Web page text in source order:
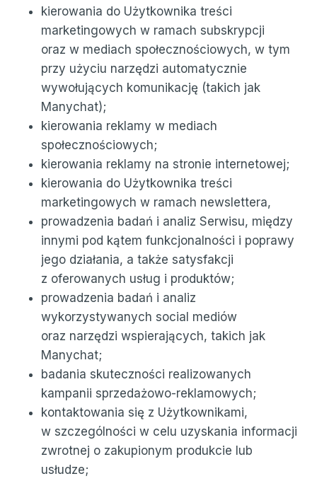
kierowania do Użytkownika treści
marketingowych w ramach subskrypcji
oraz w mediach społecznościowych, w tym
przy użyciu narzędzi automatycznie
wywołujących komunikację (takich jak
Manychat);
kierowania reklamy w mediach
społecznościowych;
kierowania reklamy na stronie internetowej;
kierowania do Użytkownika treści
marketingowych w ramach newslettera,
prowadzenia badań i analiz Serwisu, między
innymi pod kątem funkcjonalności i poprawy
jego działania, a także satysfakcji
z oferowanych usług i produktów;
prowadzenia badań i analiz
wykorzystywanych social mediów
oraz narzędzi wspierających, takich jak
Manychat;
badania skuteczności realizowanych
kampanii sprzedażowo-reklamowych;
kontaktowania się z Użytkownikami,
w szczególności w celu uzyskania informacji
zwrotnej o zakupionym produkcie lub
usłudze;